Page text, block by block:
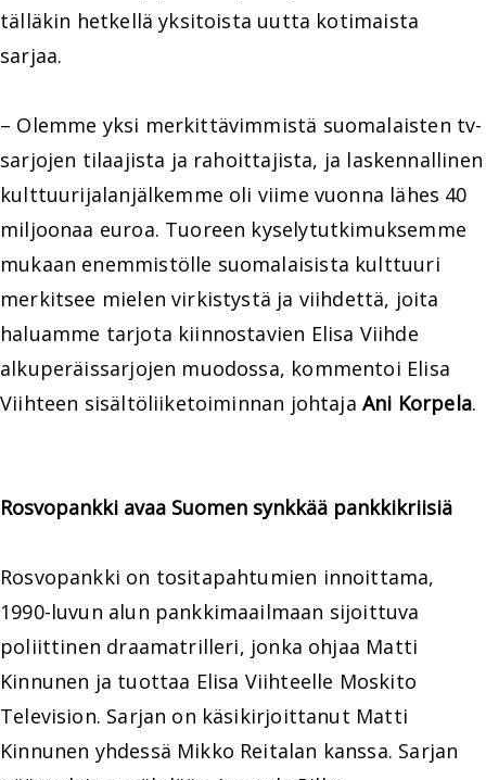
tälläkin hetkellä yksitoista uutta kotimaista
sarjaa.
– Olemme yksi merkittävimmistä suomalaisten tv-
sarjojen tilaajista ja rahoittajista, ja laskennallinen
kulttuurijalanjälkemme oli viime vuonna lähes 40
miljoonaa euroa. Tuoreen kyselytutkimuksemme
mukaan enemmistölle suomalaisista kulttuuri
merkitsee mielen virkistystä ja viihdettä, joita
haluamme tarjota kiinnostavien Elisa Viihde
alkuperäissarjojen muodossa, kommentoi Elisa
Viihteen sisältöliiketoiminnan johtajaAni Korpela.
Rosvopankki avaa Suomen synkkää pankkikriisiä
Rosvopankki on tositapahtumien innoittama,
1990-luvun alun pankkimaailmaan sijoittuva
poliittinen draamatrilleri, jonka ohjaa Matti
Kinnunen ja tuottaa Elisa Viihteelle Moskito
Television. Sarjan on käsikirjoittanut Matti
Kinnunen yhdessä Mikko Reitalan kanssa. Sarjan